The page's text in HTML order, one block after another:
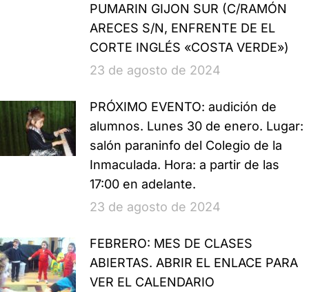
PUMARIN GIJON SUR (C/RAMÓN
ARECES S/N, ENFRENTE DE EL
CORTE INGLÉS «COSTA VERDE»)
23 de agosto de 2024
PRÓXIMO EVENTO: audición de
alumnos. Lunes 30 de enero. Lugar:
salón paraninfo del Colegio de la
Inmaculada. Hora: a partir de las
17:00 en adelante.
23 de agosto de 2024
FEBRERO: MES DE CLASES
ABIERTAS. ABRIR EL ENLACE PARA
VER EL CALENDARIO